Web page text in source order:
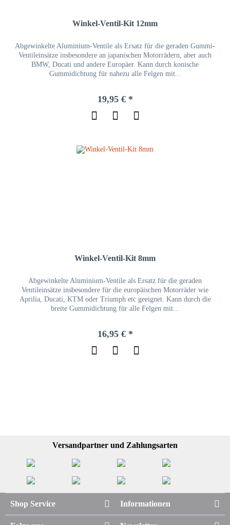
Winkel-Ventil-Kit 12mm
Abgewinkelte Aluminium-Ventile als Ersatz für die geraden Gummi-
Ventileinsätze insbesondere an japanischen Motorrädern, aber auch
BMW, Ducati und andere Europäer. Kann durch konische
Gummidichtung für nahezu alle Felgen mit...
19,95 € *
Winkel-Ventil-Kit 8mm
Abgewinkelte Aluminium-Ventile als Ersatz für die geraden
Ventileinsätze insbesondere für die europäischen Motorräder wie
Aprilia, Ducati, KTM oder Triumph etc geeignet. Kann durch die
breite Gummidichtung für alle Felgen mit...
16,95 € *
Versandpartner und Zahlungsarten
Shop Service Informationen